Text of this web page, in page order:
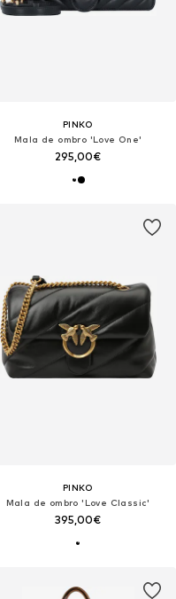
PINKO
Mala de ombro 'Love One'
295,00€
PINKO
Mala de ombro 'Love Classic'
395,00€